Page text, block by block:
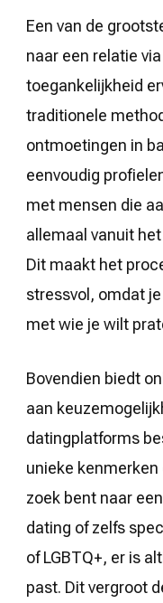
Een van de
naar een relatie
toegankelijkheid
traditionele
ontmoetingen in
eenvoudig
met mensen die
allemaal vanuit
Dit maakt het
stressvol, omdat
met wie je wilt
Bovendien biedt
aan
datingplatforms
unieke kenmerken
zoek bent naar
dating of zelfs
of LGBTQ+, er is
past. Dit vergroot